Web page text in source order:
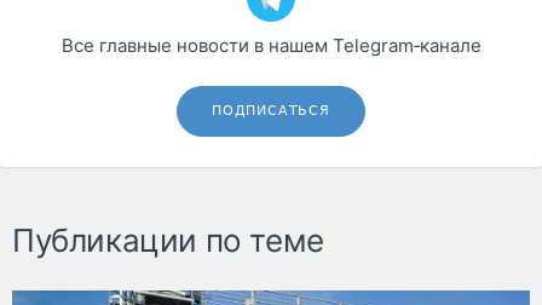
Все главные новости в нашем Telegram‑канале
ПОДПИСАТЬСЯ
Публикации по теме